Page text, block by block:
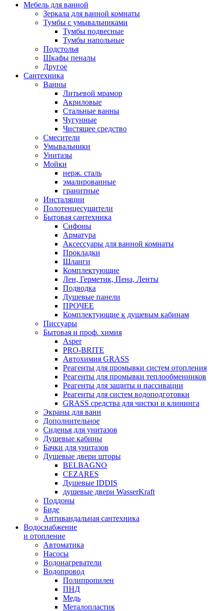
Мебель для ванной
Зеркала для ванной комнаты
Тумбы с умывальниками
Тумбы подвесные
Тумбы напольные
Подстолья
Шкафы пеналы
Другое
Сантехника
Ванны
Литьевой мрамор
Акриловые
Стальные ванны
Чугунные
Чистящее средство
Смесители
Умывальники
Унитазы
Мойки
нерж. сталь
эмалированные
гранитные
Инсталяции
Полотенцесушители
Бытовая сантехника
Сифоны
Арматура
Аксессуары для ванной комнаты
Прокладки
Шланги
Комплектующие
Лен, Герметик, Пена, Ленты
Подводка
Душевые панели
ПРОЧЕЕ
Комплектующие к душевым кабинам
Писсуары
Бытовая и проф. химия
Asper
PRO-BRITE
Автохимия GRASS
Реагенты для промывки систем отопления
Реагенты для промывки теплообменников
Реагенты для защиты и пассивации
Реагенты для систем водоподготовки
GRASS средства для чистки и клининга
Экраны для ванн
Дополнительное
Сиденья для унитазов
Душевые кабины
Бачки для унитазов
Душевые двери шторы
BELBAGNO
CEZARES
Душевые IDDIS
душевые двери WasserKraft
Поддоны
Биде
Антивандальная сантехника
Водоснабжение
и отопление
Автоматика
Насосы
Водонагреватели
Водопровод
Полипропилен
ПНД
Медь
Металопластик